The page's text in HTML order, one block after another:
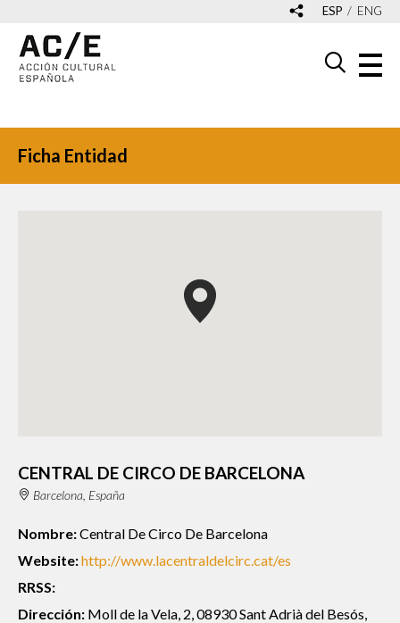
ESP ENG
Ficha Entidad
CENTRAL DE CIRCO DE BARCELONA
Barcelona, España
Nombre:Central De Circo De Barcelona
Website:http://www.lacentraldelcirc.cat/es
RRSS:
Dirección: Moll de la Vela, 2, 08930 Sant Adrià del Besós,